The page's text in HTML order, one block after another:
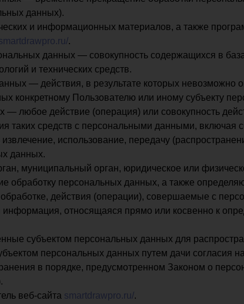
данных).
и информационных материалов, а также
.
данных — совокупность содержащихся в
и технических средств.
— действия, в результате которых невозможно
конкретному Пользователю или иному субъекту
— любое действие (операция) или совокупность
таких средств с персональными данными, включая
использование, передачу
данных.
муниципальный орган, юридическое или
обработку персональных данных, а также
действия (операции), совершаемые с
относящаяся прямо или косвенно к
субъектом персональных данных для
персональных данных путем дачи согласия
в порядке, предусмотренном Законом о
веб-сайта smartdrawpro.ru/.